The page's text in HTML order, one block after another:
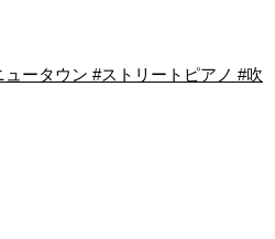
ータウン #ストリートピアノ #吹